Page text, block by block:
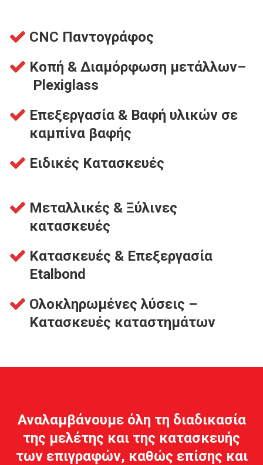
CNC Παντογράφος
Κοπή & Διαμόρφωση μετάλλων–
Plexiglass
Επεξεργασία & Βαφή υλικών σε
καμπίνα βαφής
Ειδικές Κατασκευές
Μεταλλικές & Ξύλινες
κατασκευές
Κατασκευές & Επεξεργασία
Etalbond
Ολοκληρωμένες λύσεις –
Κατασκευές καταστημάτων
Αναλαμβάνουμε όλη τη διαδικασία
της μελέτης και της κατασκευής
των επιγραφών, καθώς επίσης και